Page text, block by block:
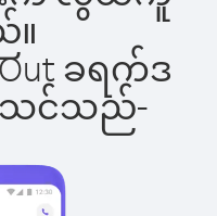
။
ခရက်ဒ
သင်သည်-